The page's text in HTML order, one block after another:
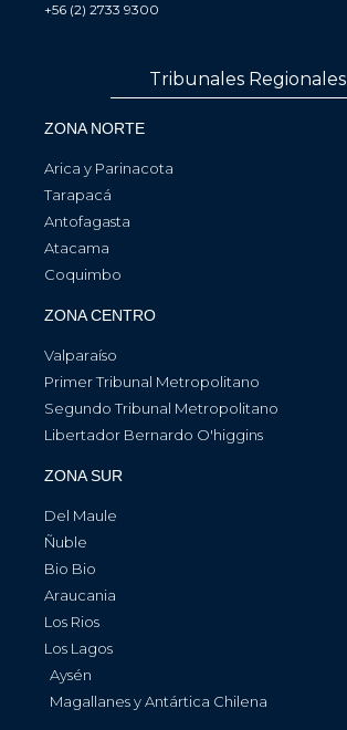
+56 (2) 2733 9300
Tribunales Regionales
ZONA NORTE
Arica y Parinacota
Tarapacá
Antofagasta
Atacama
Coquimbo
ZONA CENTRO
Valparaíso
Primer Tribunal Metropolitano
Segundo Tribunal Metropolitano
Libertador Bernardo O'higgins
ZONA SUR
Del Maule
Ñuble
Bio Bio
Araucania
Los Rios
Los Lagos
Aysén
Magallanes y Antártica Chilena